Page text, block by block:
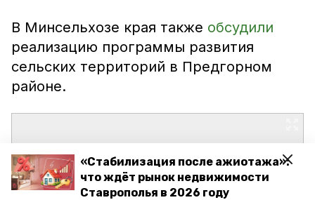
«Стабилизация после ажиотажа»:
что ждёт рынок недвижимости
Ставрополья в 2026 году
В Минсельхозе края также обсудили
реализацию программы развития
сельских территорий в Предгорном
районе.